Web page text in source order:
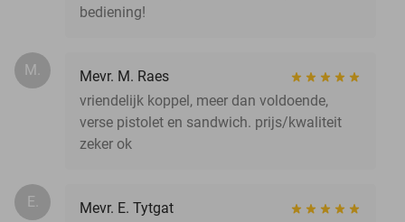
bediening!
M.
Mevr. M. Raes
vriendelijk koppel, meer dan voldoende,
verse pistolet en sandwich. prijs/kwaliteit
zeker ok
E.
Mevr. E. Tytgat